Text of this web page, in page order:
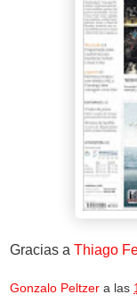
Gracias a Thiago
Gonzalo Peltzer a las